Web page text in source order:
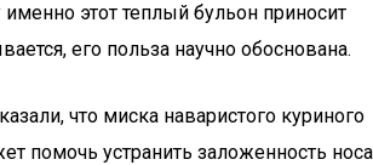
этот теплый бульон приносит
его польза научно обоснована.
что миска наваристого куриного
помочь устранить заложенность носа